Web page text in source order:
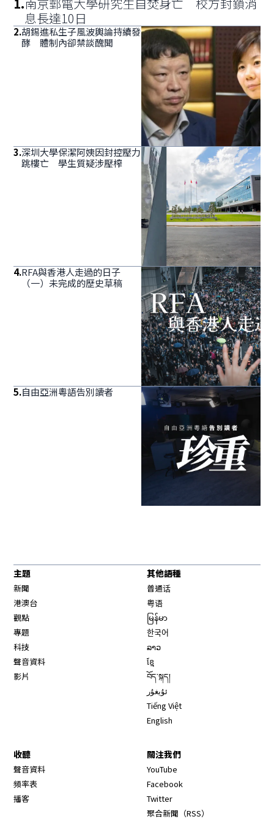
1.南京郵電大學研究生自焚身亡 校方封鎖消
息長達10日
2.胡錫進私生子風波輿論持續發
酵 體制內卻禁談醜聞
3.深圳大學保潔阿姨因封控壓力
跳樓亡 學生質疑涉壓榨
4.RFA與香港人走過的日子
（一）未完成的歷史草稿
5.自由亞洲粵語告別讀者
主題
新聞
港澳台
觀點
專題
科技
聲音資料
影片
其他語種
普通话
粤语
မြန်မာ
한국어
ລາວ
ខ្មែ
བོད་སྐད།
ئۇيغۇر
Tiếng Việt
English
收聽
聲音資料
頻率表
播客
關注我們
YouTube
Facebook
Twitter
聚合新聞（RSS）